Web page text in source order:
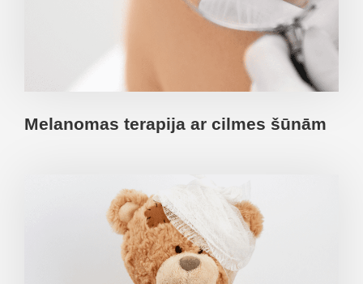
Melanomas terapija ar cilmes šūnām